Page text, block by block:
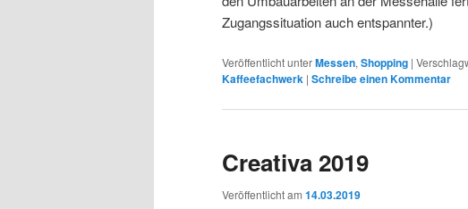
Zugangssituation auch entspannter.)
Veröffentlicht unterMessen, Shopping |
Kaffeefachwerk | Schreibe einen Kommentar
Creativa 2019
Veröffentlicht am 14.03.2019